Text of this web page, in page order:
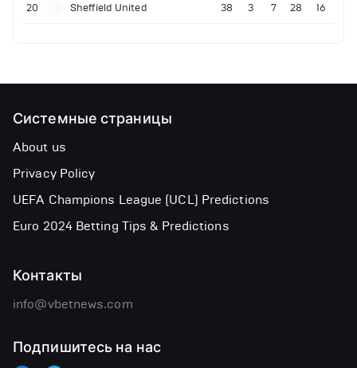
20 Sheffield United 38 3 7 28 16
Системные страницы
About us
Privacy Policy
UEFA Champions League (UCL) Predictions
Euro 2024 Betting Tips & Predictions
Контакты
info@vbetnews.com
Подпишитесь на нас